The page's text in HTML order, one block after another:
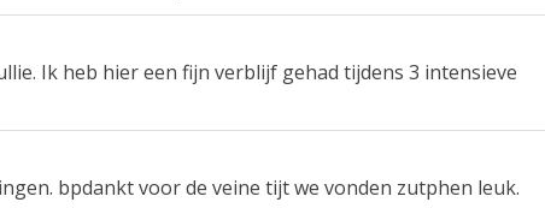
Ik heb hier een fijn verblijf gehad tijdens 3 intensieve
bpdankt voor de veine tijt we vonden zutphen leuk.